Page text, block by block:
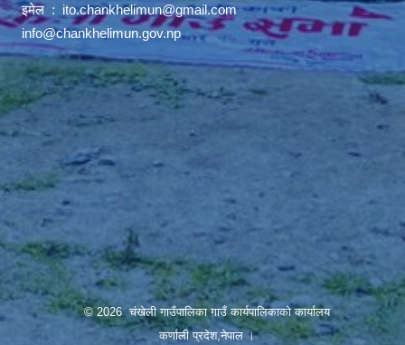
इमेल : ito.chankhelimun@gmail.com
info@chankhelimun.gov.np
© 2026 चंखेली गाउँपालिका गाउँ कार्यपालिकाको कार्यालय
कर्णाली प्रदेश,नेपाल ।